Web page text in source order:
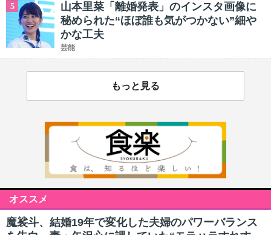
5
山本里菜「離婚発表」のインスタ画像に
秘められた“ほぼ誰も気がつかない”細や
かな工夫
芸能
もっと見る
オススメ
魔裟斗、結婚19年で変化した夫婦のパワーバランス